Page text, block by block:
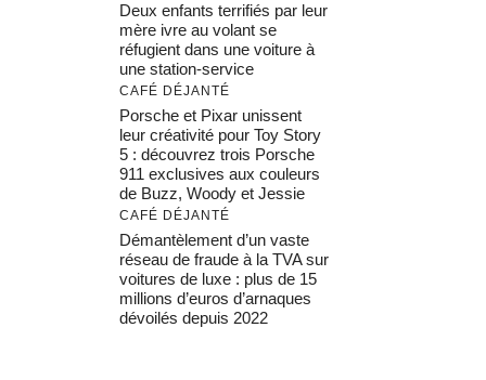
Deux enfants terrifiés par leur
mère ivre au volant se
réfugient dans une voiture à
une station-service
CAFÉ DÉJANTÉ
Porsche et Pixar unissent
leur créativité pour Toy Story
5 : découvrez trois Porsche
911 exclusives aux couleurs
de Buzz, Woody et Jessie
CAFÉ DÉJANTÉ
Démantèlement d’un vaste
réseau de fraude à la TVA sur
voitures de luxe : plus de 15
millions d’euros d’arnaques
dévoilés depuis 2022